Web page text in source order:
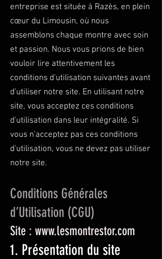
entreprise est située à Razès, en plein
cœur du Limousin, où nous
assemblons chaque montre avec soin
et passion. Nous vous prions de bien
vouloir lire attentivement les
conditions d'utilisation suivantes avant
d'utiliser notre site. En utilisant notre
site, vous acceptez ces conditions
d'utilisation dans leur intégralité. Si
vous n'acceptez pas ces conditions
d'utilisation, vous ne devez pas utiliser
notre site.
Conditions Générales
d’Utilisation (CGU)
Site : www.lesmontrestor.com
1. Présentation du site